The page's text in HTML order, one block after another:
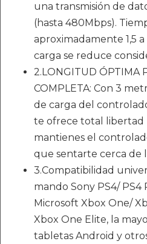
una transmisión de
(hasta 480Mbps).
aproximadamente 1,5 a
carga se reduce
2.LONGITUD ÓPTIMA
COMPLETA: Con 3
de carga del
te ofrece total libertad
mantienes el
que sentarte cerca de
3.Compatibilidad
mando Sony PS4/ PS4
Microsoft Xbox One/
Xbox One Elite, la
tabletas Android y